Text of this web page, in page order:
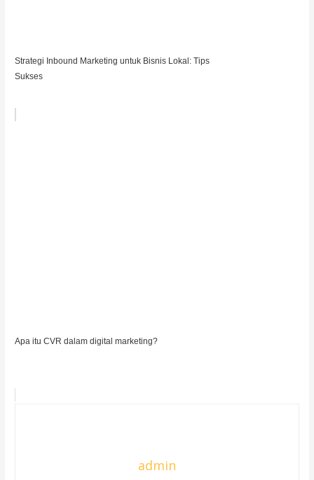
Strategi Inbound Marketing untuk Bisnis Lokal: Tips
Sukses
Apa itu CVR dalam digital marketing?
admin